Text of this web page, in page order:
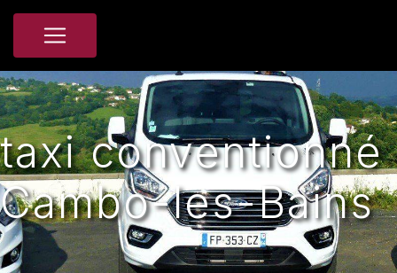
taxi conventionné
Cambo-les-Bains
Panneau de gestion des cookies